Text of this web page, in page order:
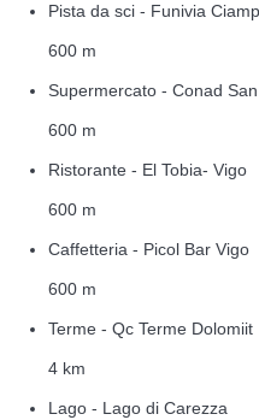
Pista da sci - Funivia
600 m
Supermercato - Conad
600 m
Ristorante - El Tobia- Vigo
600 m
Caffetteria - Picol Bar Vigo
600 m
Terme - Qc Terme Dolomiit
4 km
Lago - Lago di Carezza